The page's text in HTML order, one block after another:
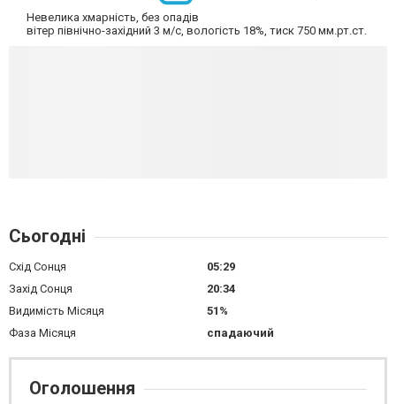
Невелика хмарність, без опадів
вітер північно-західний 3 м/с, вологість 18%, тиск 750 мм.рт.ст.
Сьогодні
Схід Сонця
05:29
Захід Сонця
20:34
Видимість Місяця
51%
Фаза Місяця
спадаючий
Оголошення